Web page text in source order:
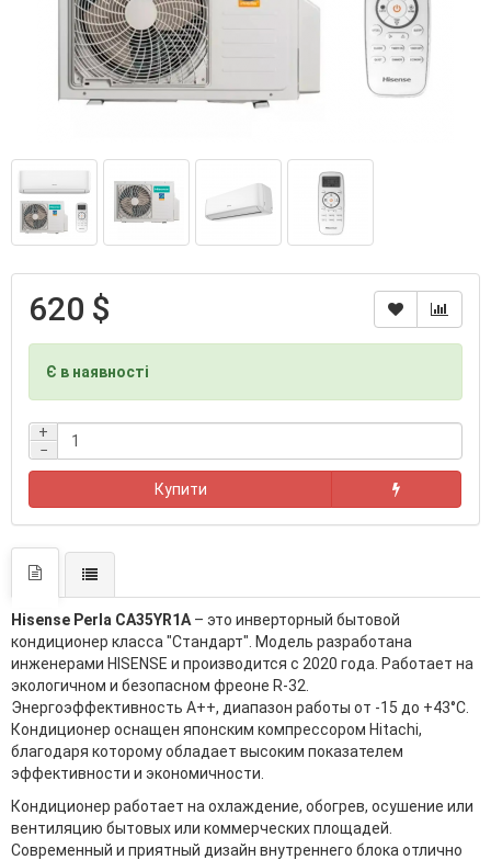
620 $
Є в наявності
+
−
Купити
Hisense Perla CA35YR1A – это инверторный бытовой
кондиционер класса "Стандарт". Модель разработана
инженерами HISENSE и производится с 2020 года. Работает на
экологичном и безопасном фреоне R-32.
Энергоэффективность А++, диапазон работы от -15 до +43°С.
Кондиционер оснащен японским компрессором Hitachi,
благодаря которому обладает высоким показателем
эффективности и экономичности.
Кондиционер работает на охлаждение, обогрев, осушение или
вентиляцию бытовых или коммерческих площадей.
Современный и приятный дизайн внутреннего блока отлично